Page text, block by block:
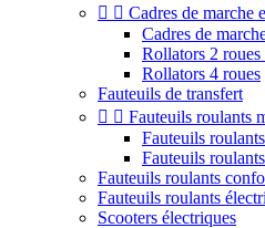
  Cadres de marche
Cadres de
Rollators 2 roues
Rollators 4 roues
Fauteuils de transfert
  Fauteuils roulants
Fauteuils
Fauteuils
Fauteuils roulants
Fauteuils roulants
Scooters électriques